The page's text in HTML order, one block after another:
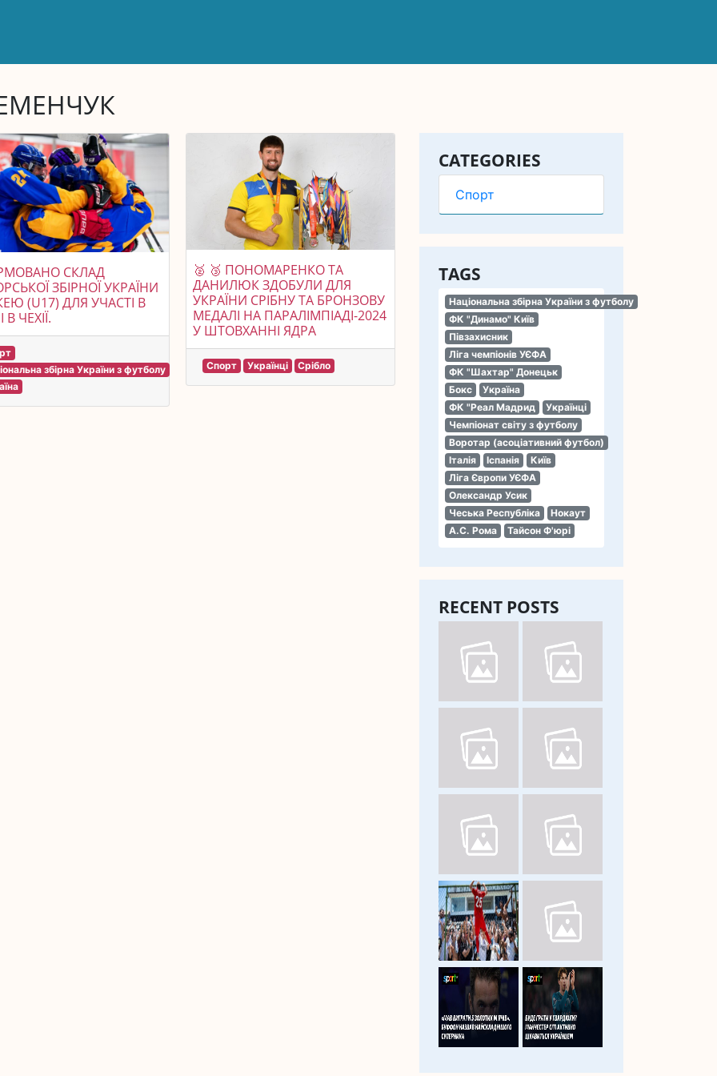
CATEGORIES
Спорт
TAGS
Національна збірна України з футболу
ФК "Динамо" Київ
Півзахисник
Ліга чемпіонів УЄФА
ФК "Шахтар" Донецьк
Бокс
Україна
ФК "Реал Мадрид
Українці
Чемпіонат світу з футболу
Воротар (асоціативний футбол)
Італія
Іспанія
Київ
Ліга Європи УЄФА
Олександр Усик
Чеська Республіка
Нокаут
А.С. Рома
Тайсон Ф'юрі
RECENT POSTS
СКЛАД
ЗБІРНОЇ УКРАЇНИ
(U17) ДЛЯ УЧАСТІ В
В ЧЕХІЇ.
збірна України з футболу
🥈 🥉 ПОНОМАРЕНКО ТА
ДАНИЛЮК ЗДОБУЛИ ДЛЯ
УКРАЇНИ СРІБНУ ТА БРОНЗОВУ
МЕДАЛІ НА ПАРАЛІМПІАДІ-2024
У ШТОВХАННІ ЯДРА
Спорт Українці Срібло